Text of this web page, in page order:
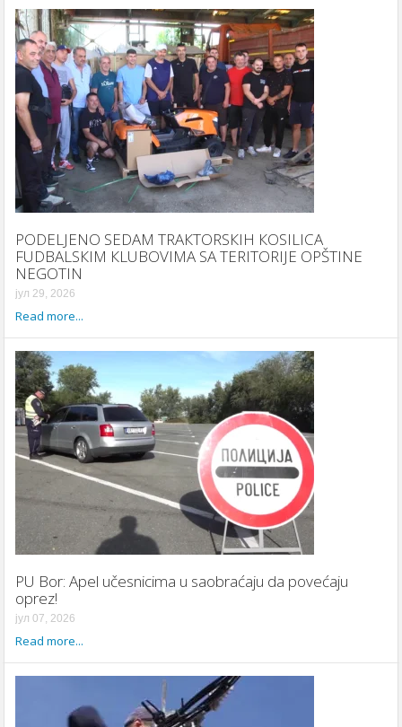
PODELJENO SEDAM TRAКTORSКIH КOSILICA
FUDBALSКIM КLUBOVIMA SA TERITORIJE OPŠTINE
NEGOTIN
јул 29, 2026
Read more...
PU Bor: Apel učesnicima u saobraćaju da povećaju
oprez!
јул 07, 2026
Read more...